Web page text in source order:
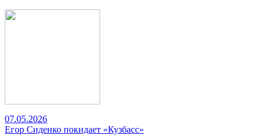
07.05.2026
Егор Сиденко покидает «Кузбасс»